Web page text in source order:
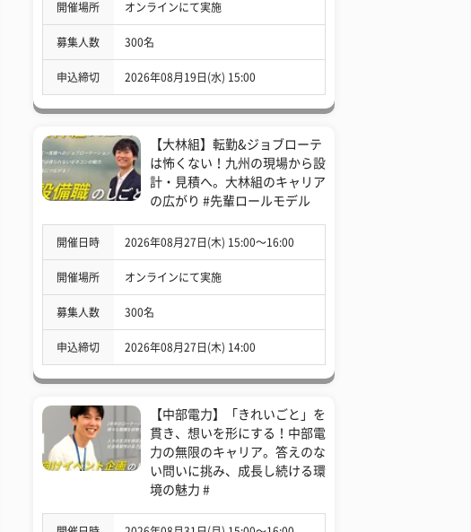
開催場所 オンラインにて実施
募集人数 300名
申込締切 2026年08月19日(水) 15:00
【大林組】転勤&ジョブローテ
は怖くない！九州の現場から設
計・見積へ。大林組のキャリア
の広がり #先輩ロールモデル
開催日時 2026年08月27日(木) 15:00〜16:00
開催場所 オンラインにて実施
募集人数 300名
申込締切 2026年08月27日(木) 14:00
【中部電力】「きれいごと」を
貫き、想いを形にする！中部電
力の無限のキャリア。答えのな
い問いに挑み、成長し続ける環
境の魅力 #